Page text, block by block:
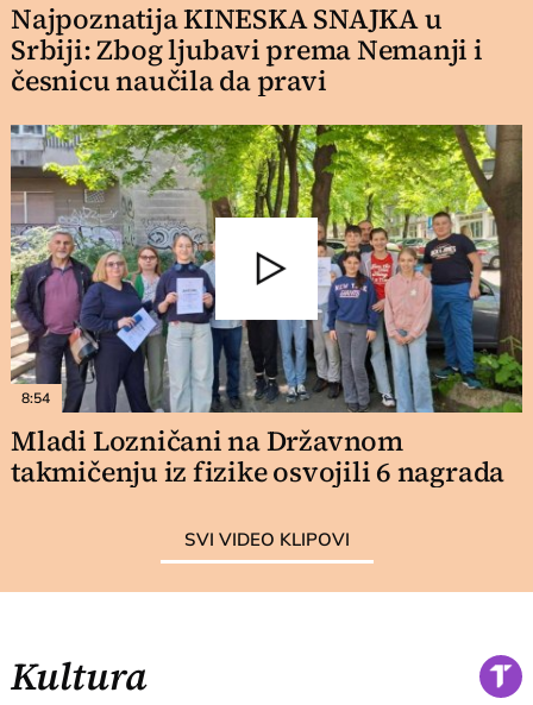
Najpoznatija KINESKA SNAJKA u
Srbiji: Zbog ljubavi prema Nemanji i
česnicu naučila da pravi
8:54
Mladi Lozničani na Državnom
takmičenju iz fizike osvojili 6 nagrada
SVI VIDEO KLIPOVI
Kultura